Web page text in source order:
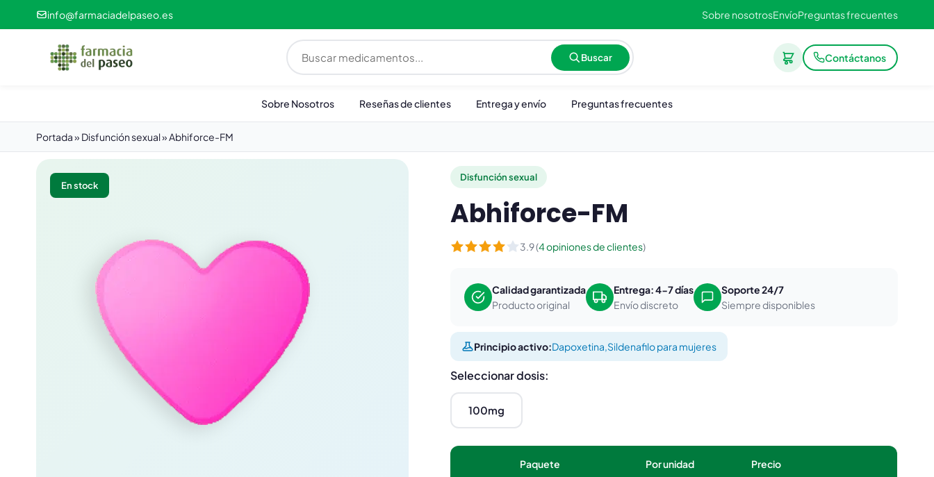
info@farmaciadelpaseo.es Sobre nosotrosEnvíoPreguntas frecuentes
Buscar Contáctanos
Sobre Nosotros Reseñas de clientes Entrega y envío Preguntas frecuentes
Portada» Disfunción sexual»Abhiforce-FM
En stock
Disfunción sexual
Abhiforce-FM
3.9 (4 opiniones de clientes)
Calidad garantizada
Producto original
Entrega: 4-7 días
Envío discreto
Soporte 24/7
Siempre disponibles
Principio activo:Dapoxetina,Sildenafilo para mujeres
Seleccionar dosis:
100mg
Paquete Por unidad Precio